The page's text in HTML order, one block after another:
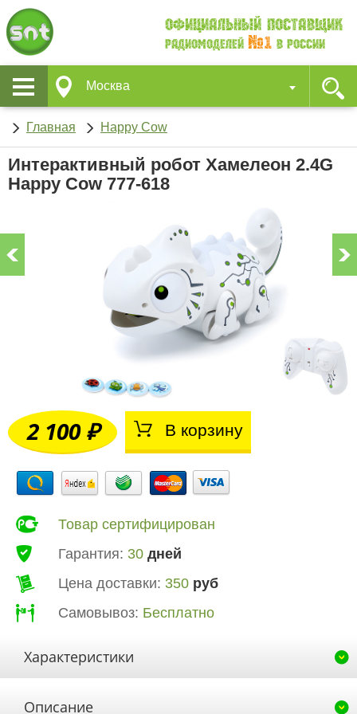
Официальный поставщик
Радиомоделей №1 в России
Москва
Главная Happy Cow
Интерактивный робот Хамелеон 2.4G
Happy Cow 777-618
2 100 ₽ В корзину
Товар сертифицирован
Гарантия: 30 дней
Цена доставки: 350 руб
Самовывоз: Бесплатно
Характеристики
Описание